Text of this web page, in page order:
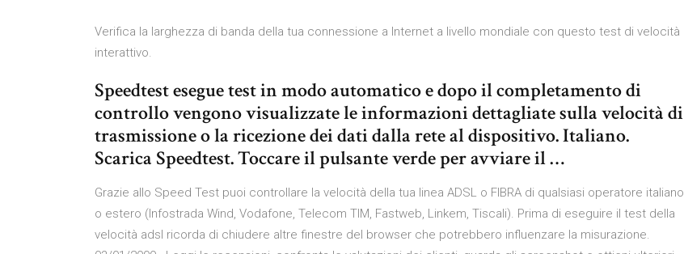
Verifica la larghezza di banda della tua connessione a Internet a livello mondiale con questo test di velocità
interattivo.
Speedtest esegue test in modo automatico e dopo il completamento di
controllo vengono visualizzate le informazioni dettagliate sulla velocità di
trasmissione o la ricezione dei dati dalla rete al dispositivo. Italiano.
Scarica Speedtest. Toccare il pulsante verde per avviare il …
Grazie allo Speed Test puoi controllare la velocità della tua linea ADSL o FIBRA di qualsiasi operatore italiano
o estero (Infostrada Wind, Vodafone, Telecom TIM, Fastweb, Linkem, Tiscali). Prima di eseguire il test della
velocità adsl ricorda di chiudere altre finestre del browser che potrebbero influenzare la misurazione.